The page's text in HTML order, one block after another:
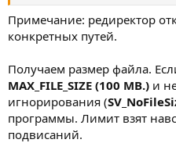
Примечание: редиректор
конкретных путей.
Получаем размер файла.
MAX_FILE_SIZE (100 MB.) и
игнорирования (
программы. Лимит взят
подвисаний.